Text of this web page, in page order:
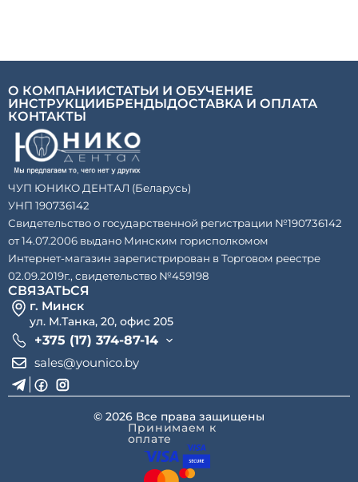
О КОМПАНИИСТАТЬИ И ОБУЧЕНИЕ
ИНСТРУКЦИИБРЕНДЫДОСТАВКА И ОПЛАТА
КОНТАКТЫ
ЧУП ЮНИКО ДЕНТАЛ (Беларусь)
УНП 190736142
Свидетельство о государственной регистрации №190736142
от 14.07.2006 выдано Минским горисполкомом
Интернет-магазин зарегистрирован в Торговом реестре
02.09.2019г., свидетельство №459198
СВЯЗАТЬСЯ
г. Минск
ул. М.Танка, 20, офис 205
+375 (17) 374-87-14
sales@younico.by
© 2026 Все права защищены
Принимаем к
оплате